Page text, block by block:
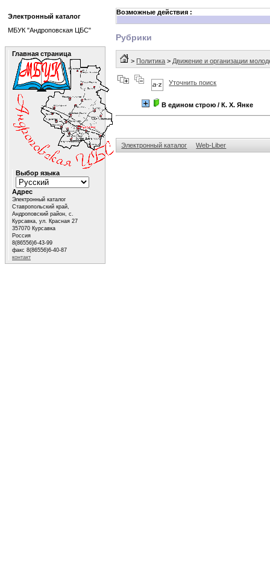
Возможные действия :
Рубрики
> Политика > Движение и организации
Уточнить поиск
В едином строю / К. Х. Янке
Электронный каталог Web-Liber
Электронный каталог
МБУК "Андроповская ЦБС"
Главная страница
Выбор языка
Адрес
Электронный каталог
Ставропольский край,
Андроповский район, с.
Курсавка, ул. Красная 27
357070 Курсавка
Россия
8(86556)6-43-99
факс 8(86556)6-40-87
контакт